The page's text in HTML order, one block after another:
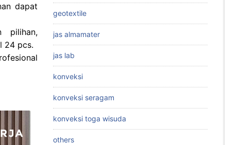
dapat
pilihan,
24 pcs.
geotextile
jas almamater
jas lab
konveksi
konveksi seragam
konveksi toga wisuda
others